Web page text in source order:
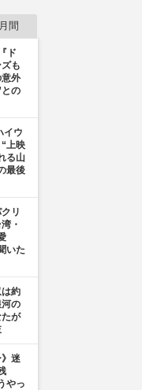
月間
ド
も
外
の
イウ
上映
る山
最後
リ
・
いた
約
の
が
》迷
やっ